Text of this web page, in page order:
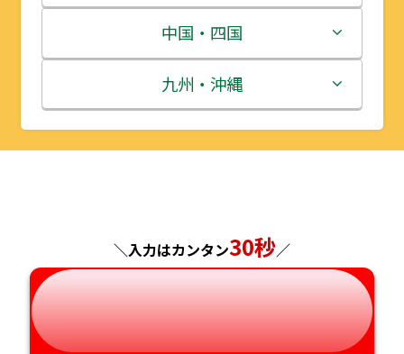
宮城県
秋田県
山形県
群馬県
埼玉県
千葉県
富山県
石川県
福井県
静岡県
三重県
滋賀県
京都府
和歌山県
中国・四国
鳥取県
島根県
徳島県
九州・沖縄
福岡県
大分県
＼入力はカンタン30秒／